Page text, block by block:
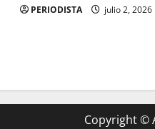
PERIODISTA julio 2, 2026
Copyright ©